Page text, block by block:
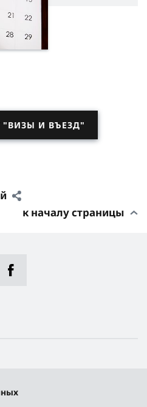
"ВИЗЫ И ВЪЕЗД"
к началу страницы